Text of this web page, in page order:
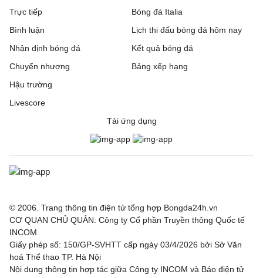
Trực tiếp
Bóng đá Italia
Bình luận
Nhận định bóng đá
Chuyển nhượng
Hậu trường
Livescore
Lịch thi đấu bóng đá hôm nay
Kết quả bóng đá
Bảng xếp hạng
Tải ứng dụng
© 2006. Trang thông tin điện tử tổng hợp Bongda24h.vn
CƠ QUAN CHỦ QUẢN: Công ty Cổ phần Truyền thông Quốc tế
INCOM
Giấy phép số: 150/GP-SVHTT cấp ngày 03/4/2026 bởi Sở Văn
hoá Thể thao TP. Hà Nội
Nội dung thông tin hợp tác giữa Công ty INCOM và Báo điện tử